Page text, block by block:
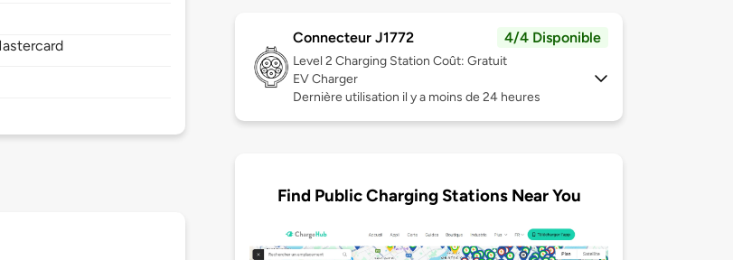
Connecteur J1772 4/4 Disponible
Level 2 Charging Station Coût: Gratuit
EV Charger
Dernière utilisation il y a moins de 24 heures
Find Public Charging Stations Near You